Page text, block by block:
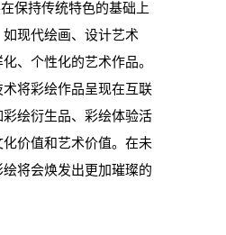
保持传统特色的基础上
现代绘画、设计艺术
、个性化的艺术作品。
将彩绘作品呈现在互联
绘衍生品、彩绘体验活
价值和艺术价值。在未
将会焕发出更加璀璨的